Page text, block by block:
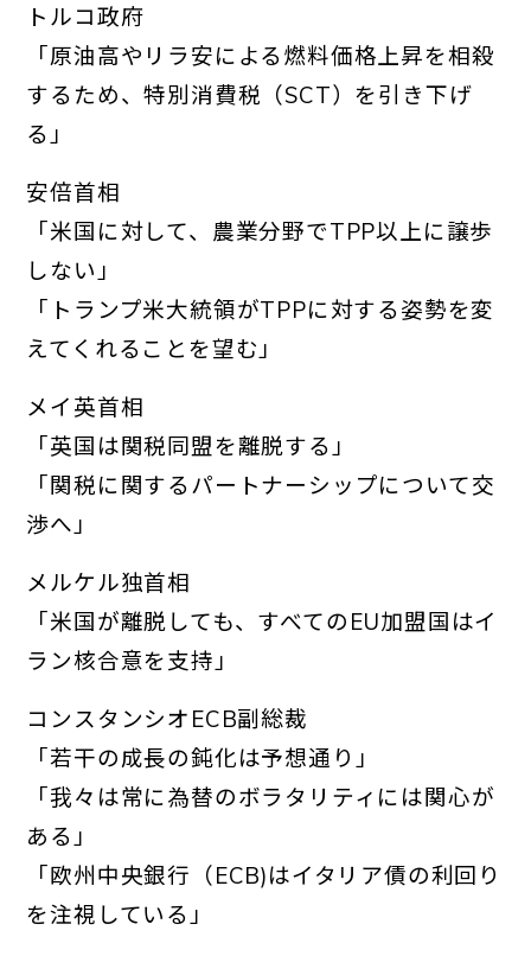
トルコ政府
「原油高やリラ安による燃料価格上昇を相殺
するため、特別消費税（SCT）を引き下げ
る」
安倍首相
「米国に対して、農業分野でTPP以上に譲歩
しない」
「 トランプ米大統領がTPPに対する姿勢を変
えてくれることを望む 」
メイ英首相
「英国は関税同盟を離脱する」
「関税に関するパートナーシップについて交
渉へ」
メルケル独首相
「米国が離脱しても、すべてのEU加盟国はイ
ラン核合意を支持」
コンスタンシオECB副総裁
「若干の成長の鈍化は予想通り」
「我々は常に為替のボラタリティには関心が
ある」
「欧州中央銀行（ECB)はイタリア債の利回り
を注視している」